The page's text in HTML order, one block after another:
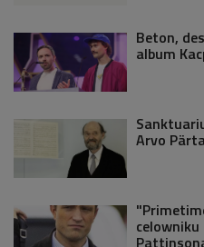
Beton,
album
Arvo